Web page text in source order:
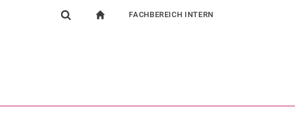
FACHBEREICH INTERN